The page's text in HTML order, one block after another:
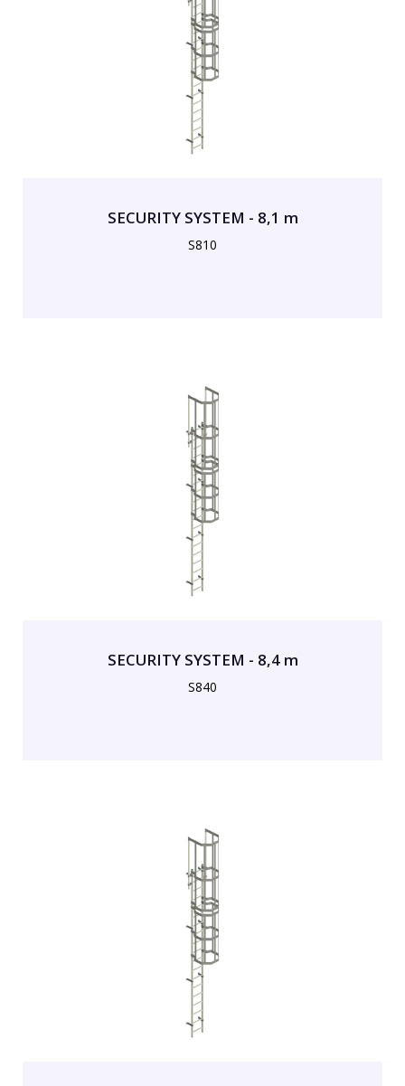
SECURITY SYSTEM - 8,1 m
S810
SECURITY SYSTEM - 8,4 m
S840